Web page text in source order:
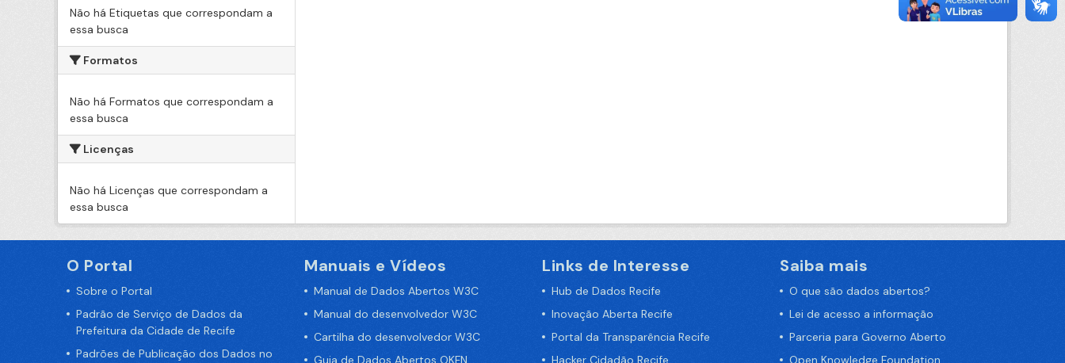
Não há Etiquetas que correspondam a
essa busca
Formatos
Não há Formatos que correspondam a
essa busca
Licenças
Não há Licenças que correspondam a
essa busca
O Portal
Sobre o Portal
Padrão de Serviço de Dados da
Prefeitura da Cidade de Recife
Padrões de Publicação dos Dados no
Manuais e Vídeos
Manual de Dados Abertos W3C
Manual do desenvolvedor W3C
Cartilha do desenvolvedor W3C
Guia de Dados Abertos OKFN
Links de Interesse
Hub de Dados Recife
Inovação Aberta Recife
Portal da Transparência Recife
Hacker Cidadão Recife
Saiba mais
O que são dados abertos?
Lei de acesso a informação
Parceria para Governo Aberto
Open Knowledge Foundation